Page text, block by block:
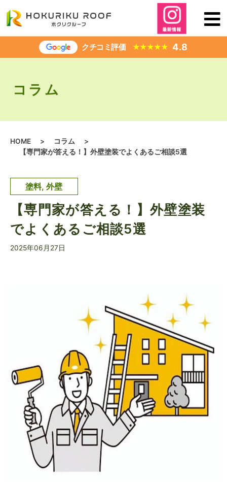
ス
クチコミ評価 ★★★★★ 4.8
コラム
HOME > コラム
>
【専門家が答える！】外壁塗装でよくあるご相談5選
塗料, 外壁
【専門家が答える！】外壁塗装
でよくあるご相談5選
2025年06月27日